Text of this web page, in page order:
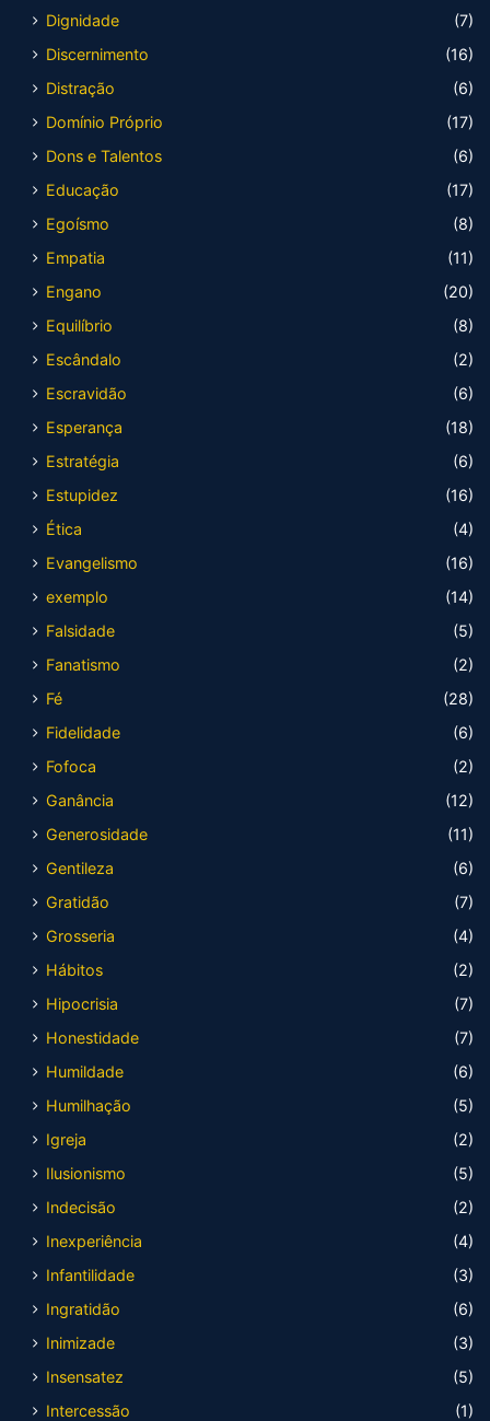
Dignidade
(7)
Discernimento
(16)
Distração
(6)
Domínio Próprio
(17)
Dons e Talentos
(6)
Educação
(17)
Egoísmo
(8)
Empatia
(11)
Engano
(20)
Equilíbrio
(8)
Escândalo
(2)
Escravidão
(6)
Esperança
(18)
Estratégia
(6)
Estupidez
(16)
Ética
(4)
Evangelismo
(16)
exemplo
(14)
Falsidade
(5)
Fanatismo
(2)
Fé
(28)
Fidelidade
(6)
Fofoca
(2)
Ganância
(12)
Generosidade
(11)
Gentileza
(6)
Gratidão
(7)
Grosseria
(4)
Hábitos
(2)
Hipocrisia
(7)
Honestidade
(7)
Humildade
(6)
Humilhação
(5)
Igreja
(2)
Ilusionismo
(5)
Indecisão
(2)
Inexperiência
(4)
Infantilidade
(3)
Ingratidão
(6)
Inimizade
(3)
Insensatez
(5)
Intercessão
(1)